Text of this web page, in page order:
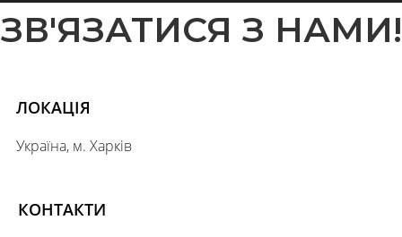
ЗВ'ЯЗАТИСЯ З НАМИ!
ЛОКАЦІЯ
Україна, м. Харків
КОНТАКТИ